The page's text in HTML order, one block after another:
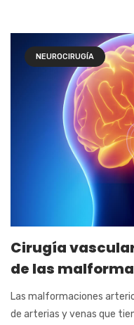
NEUROCIRUGÍA
Cirugía
de las
Las malformaciones
de arterias y venas que